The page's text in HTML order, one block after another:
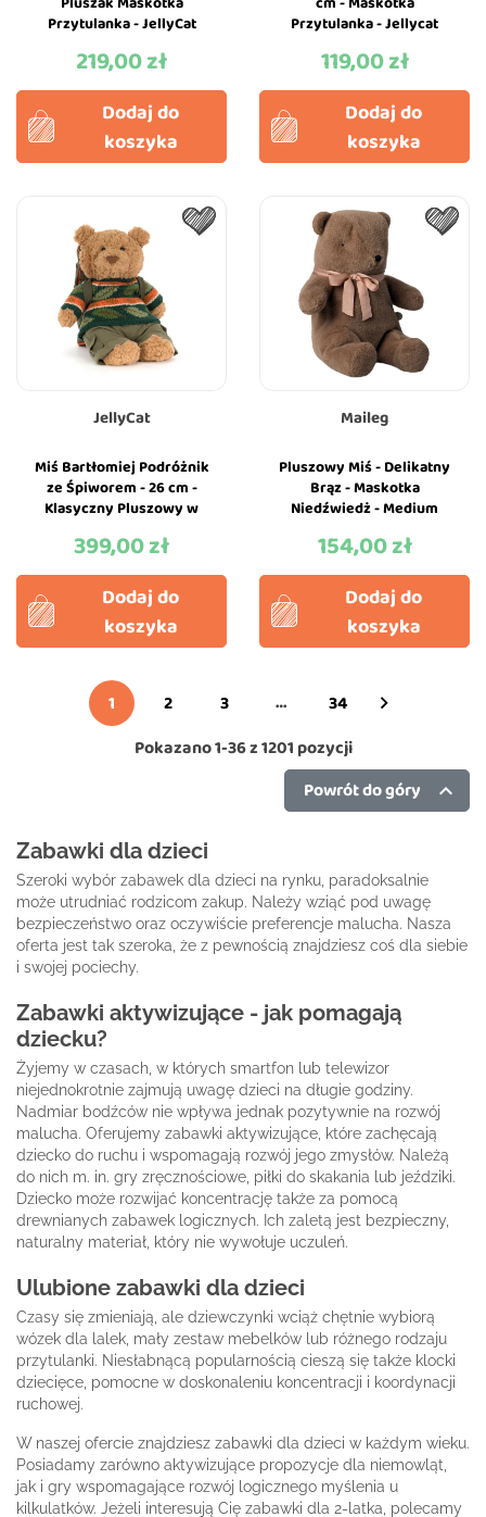
Przytulanka - JellyCat
Cena
219,00 zł
Dodaj do
koszyka
Przytulanka - Jellycat
Cena
119,00 zł
Dodaj do
koszyka
JellyCat
Miś Bartłomiej Podróżnik
ze Śpiworem - 26 cm -
Klasyczny Pluszowy w
-...
Cena
399,00 zł
Dodaj do
koszyka
Maileg
Pluszowy Miś - Delikatny
Brąz - Maskotka
Niedźwiedż - Medium
Cena
154,00 zł
Dodaj do
koszyka
1 2 3 … 34 
Pokazano 1-36 z 1201 pozycji
Powrót do góry

Zabawki dla dzieci
Szeroki wybór zabawek dla dzieci na rynku, paradoksalnie
może utrudniać rodzicom zakup. Należy wziąć pod uwagę
bezpieczeństwo oraz oczywiście preferencje malucha. Nasza
oferta jest tak szeroka, że z pewnością znajdziesz coś dla siebie
i swojej pociechy.
Zabawki aktywizujące - jak pomagają
dziecku?
Żyjemy w czasach, w których smartfon lub telewizor
niejednokrotnie zajmują uwagę dzieci na długie godziny.
Nadmiar bodźców nie wpływa jednak pozytywnie na rozwój
malucha. Oferujemy zabawki aktywizujące, które zachęcają
dziecko do ruchu i wspomagają rozwój jego zmysłów. Należą
do nich m. in. gry zręcznościowe, piłki do skakania lub jeździki.
Dziecko może rozwijać koncentrację także za pomocą
drewnianych zabawek logicznych. Ich zaletą jest bezpieczny,
naturalny materiał, który nie wywołuje uczuleń.
Ulubione zabawki dla dzieci
Czasy się zmieniają, ale dziewczynki wciąż chętnie wybiorą
wózek dla lalek, mały zestaw mebelków lub różnego rodzaju
przytulanki. Niesłabnącą popularnością cieszą się także klocki
dziecięce, pomocne w doskonaleniu koncentracji i koordynacji
ruchowej.
W naszej ofercie znajdziesz zabawki dla dzieci w każdym wieku.
Posiadamy zarówno aktywizujące propozycje dla niemowląt,
jak i gry wspomagające rozwój logicznego myślenia u
kilkulatków. Jeżeli interesują Cię zabawki dla 2-latka, polecamy